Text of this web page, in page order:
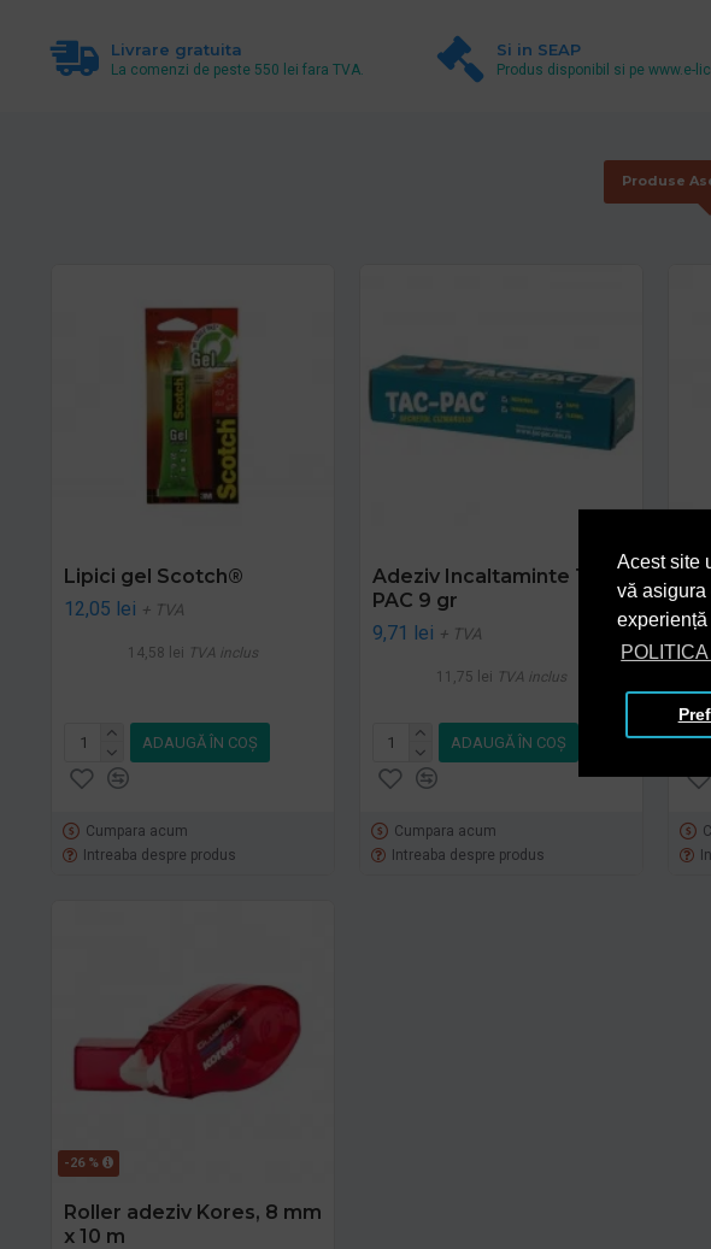
Acest site
vă asigura
Livrare gratuita
La comenzi de peste 550 lei fara TVA.
Si in SEAP
Produs disponibil si pe www.e-
Produse
Lipici gel Scotch®
12,05 lei + TVA
14,58 lei TVA inclus
ADAUGĂ ÎN COŞ
Cumpara acum
Intreaba despre produs
Adeziv Incaltaminte TAC-
PAC 9 gr
9,71 lei + TVA
11,75 lei TVA inclus
ADAUGĂ ÎN COŞ
Cumpara acum
Intreaba despre produs
-26 %
Roller adeziv Kores, 8 mm
x 10 m